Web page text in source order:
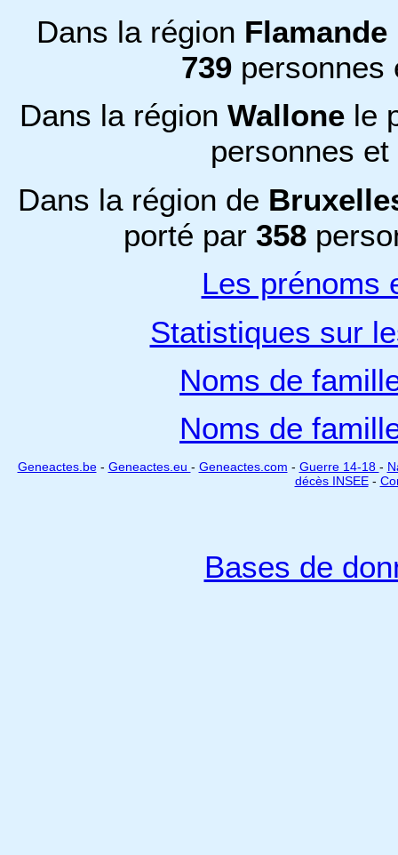
Dans la région Flamande
739personnes
Dans la région Wallonele
personnes
Dans la région de
porté par 358
Les prénoms
Statistiques sur
Noms de
Noms de
Geneactes.be- Geneactes.eu - Geneactes.com - Guerre 14-18 -
décès INSEE-
Bases de